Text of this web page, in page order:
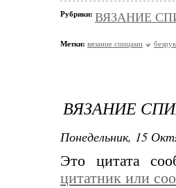
Рубрики: ВЯЗАНИЕ
Метки: вязание спицами
ВЯЗАНИЕ
Понедельник, 15
Это цитата
цитатник или